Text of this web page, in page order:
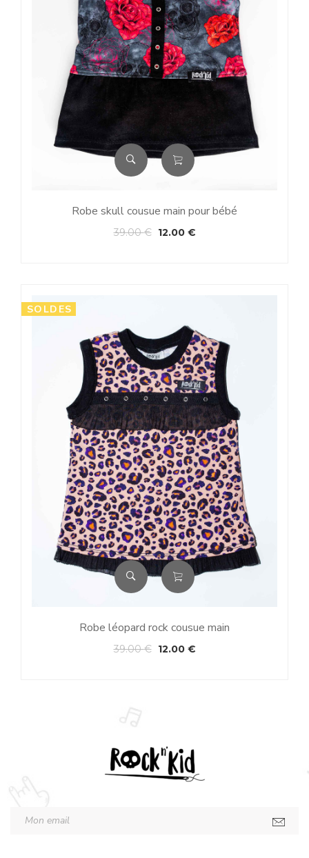
Robe skull cousue main pour bébé
39.00€ 12.00 €
SOLDES
Robe léopard rock cousue main
39.00€ 12.00 €